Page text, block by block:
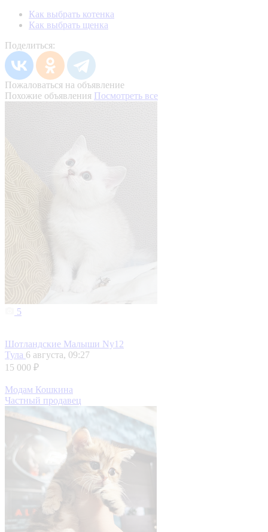
Как выбрать котенка
Как выбрать щенка
Поделиться:
Пожаловаться на объявление
Похожие объявления Посмотреть все
5
Шотландские Малыши Ny12
Тула 6 августа, 09:27
15 000 ₽
Модам Кошкина
Частный продавец